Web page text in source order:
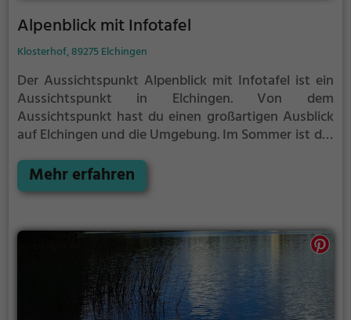
Alpenblick mit Infotafel
Klosterhof, 89275 Elchingen
Der Aussichtspunkt Alpenblick mit Infotafel ist ein
Aussichtspunkt in Elchingen. Von dem
Aussichtspunkt hast du einen großartigen Ausblick
auf Elchingen und die Umgebung.Im Sommer ist der
Ausflugsziel für Familienausflüge, Wanderungen
oder zum Picknicken und lockt an warmen und
Mehr erfahren